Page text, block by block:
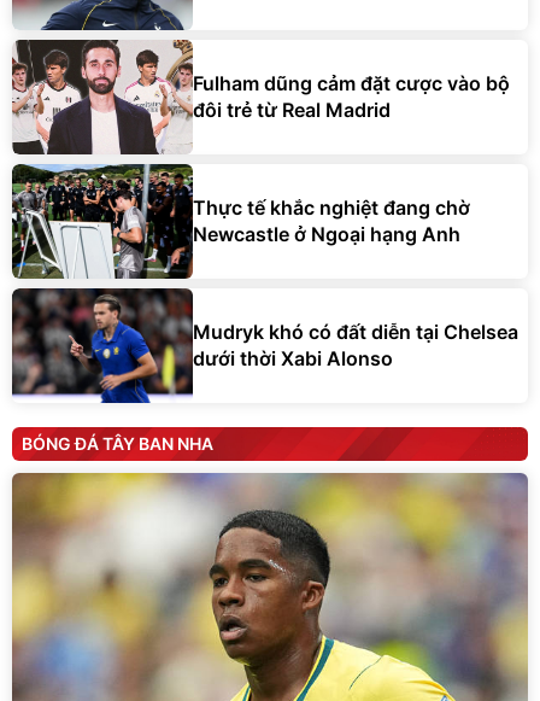
Fulham dũng cảm đặt cược vào bộ
đôi trẻ từ Real Madrid
Thực tế khắc nghiệt đang chờ
Newcastle ở Ngoại hạng Anh
Mudryk khó có đất diễn tại Chelsea
dưới thời Xabi Alonso
BÓNG ĐÁ TÂY BAN NHA